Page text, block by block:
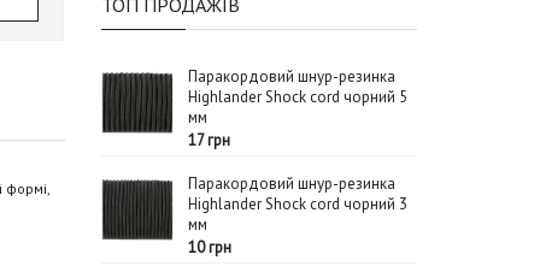
Паракордовий шнур-резинка
Highlander Shock cord чорний 5
мм
17 грн
Паракордовий шнур-резинка
Highlander Shock cord чорний 3
мм
10 грн